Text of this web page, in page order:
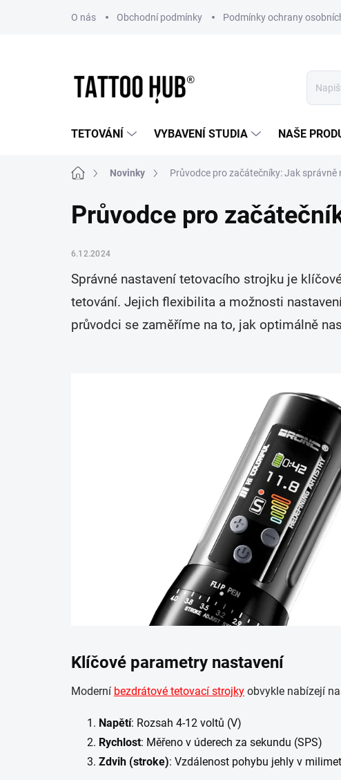
O nás Obchodní podmínky Podmínky ochrany
TETOVÁNÍ VYBAVENÍ STUDIA NAŠE
Domů Novinky Průvodce pro začátečníky: Jak
Průvodce pro
6.12.2024
Správné nastavení tetovacího strojku je
tetování. Jejich flexibilita a možnosti
průvodci se zaměříme na to, jak optimálně
Klíčové parametry nastavení
Moderní bezdrátové tetovací strojky obvykle nabízejí
Napětí: Rozsah 4-12 voltů (V)
Rychlost: Měřeno v úderech za sekundu (SPS)
Zdvih (stroke): Vzdálenost pohybu jehly v